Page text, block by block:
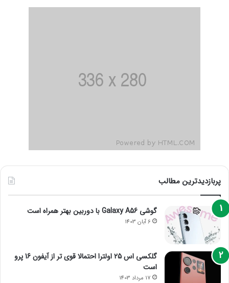
پربازدیدترین مطالب
گوشی Galaxy A56 با دوربین بهتر همراه است
6 آبان 1403
گلکسی اس 25 اولترا احتمالا قوی تر از آیفون 16 پرو
است
17 مرداد 1403